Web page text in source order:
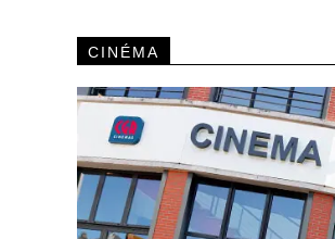
CINÉMA